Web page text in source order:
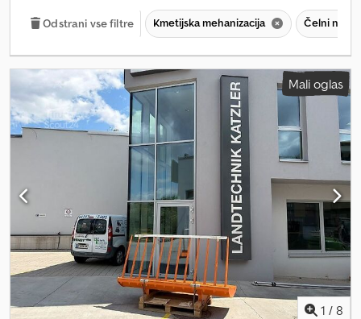
Odstrani vse filtre Kmetijska mehanizacija Čelni
Mali oglas
1 / 8